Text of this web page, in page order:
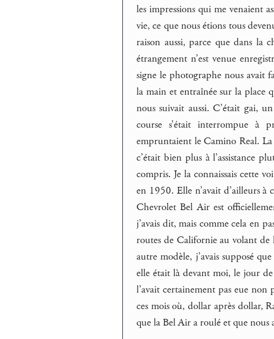
les impressions qui me venaient
vie, ce que nous étions tous
raison aussi, parce que dans la
étrangement n’est venue
signe le photographe nous avait
la main et entraînée sur la place
nous suivait aussi. C’était gai,
course s’était interrompue à
empruntaient le Camino Real.
c’était bien plus à l’assistance
compris. Je la connaissais cette
en 1950. Elle n’avait d’ailleurs à
Chevrolet Bel Air est
j’avais dit, mais comme cela en
routes de Californie au volant
autre modèle, j’avais supposé
elle était là devant moi, le jour
l’avait certainement pas eue non
ces mois où, dollar après dollar,
que la Bel Air a roulé et que nous